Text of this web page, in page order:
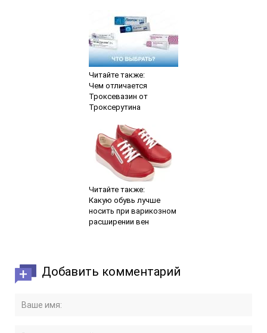
Читайте также:
Чем отличается
Троксевазин от
Троксерутина
Читайте также:
Какую обувь лучше
носить при варикозном
расширении вен
Добавить комментарий